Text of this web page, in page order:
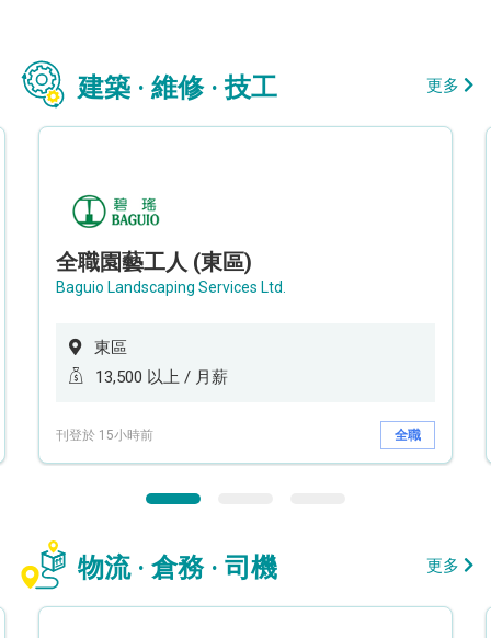
建築 · 維修 · 技工 更多
全職園藝工人 (東區)
Baguio Landscaping Services Ltd.
東區
13,500 以上 / 月薪
刊登於 15小時前 全職
物流 · 倉務 · 司機 更多